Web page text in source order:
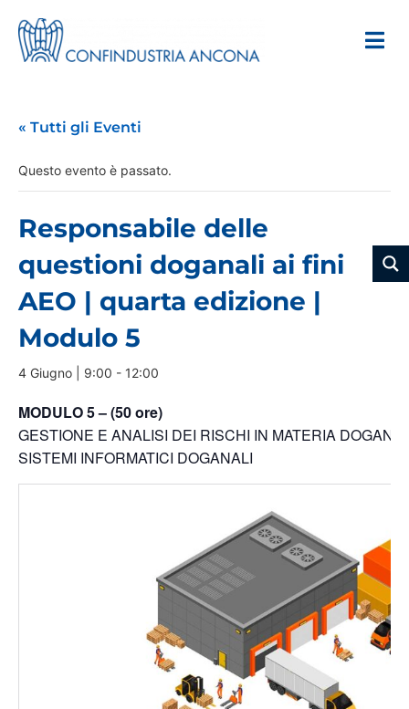
« Tutti gli Eventi
Questo evento è passato.
Responsabile delle
questioni doganali ai fini
AEO | quarta edizione |
Modulo 5
4 Giugno | 9:00 - 12:00
MODULO 5 – (50 ore)
GESTIONE E ANALISI DEI RISCHI IN MATERIA
SISTEMI INFORMATICI DOGANALI